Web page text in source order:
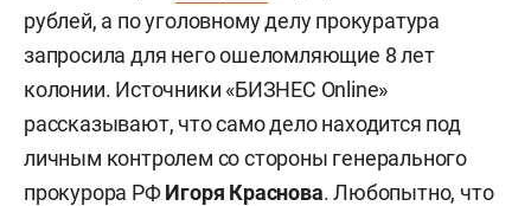
рублей, а по уголовному делу прокуратура
запросила для него ошеломляющие 8 лет
колонии. Источники «БИЗНЕС Online»
рассказывают, что само дело находится под
личным контролем со стороны генерального
прокурора РФИгоря Краснова. Любопытно, что